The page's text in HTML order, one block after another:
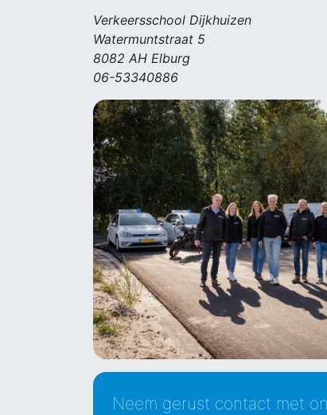
Verkeersschool Dijkhuizen
Watermuntstraat 5
8082 AH Elburg
06-53340886
Neem gerust contact met